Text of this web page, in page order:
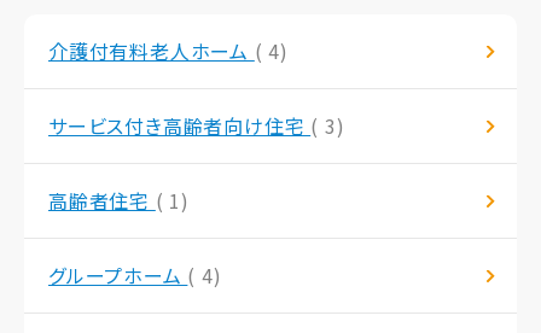
介護付有料老人ホーム ( 4)
サービス付き高齢者向け住宅 ( 3)
高齢者住宅 ( 1)
グループホーム ( 4)